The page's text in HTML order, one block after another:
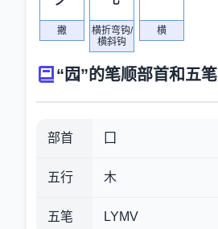
撇
横折弯钩/
横斜钩
横
“囥”的笔顺部首和五笔
部首 囗
五行 木
五笔 LYMV